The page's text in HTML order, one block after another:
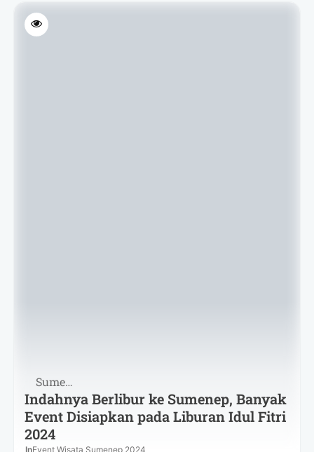
Sumenep
Indahnya Berlibur ke Sumenep, Banyak
Event Disiapkan pada Liburan Idul Fitri
2024
InEvent Wisata Sumenep 2024